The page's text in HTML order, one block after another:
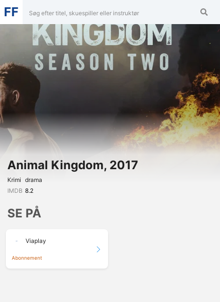
FF
Animal Kingdom, 2017
Krimi Drama
IMDB 8.2
SE PÅ
Viaplay
Abonnement